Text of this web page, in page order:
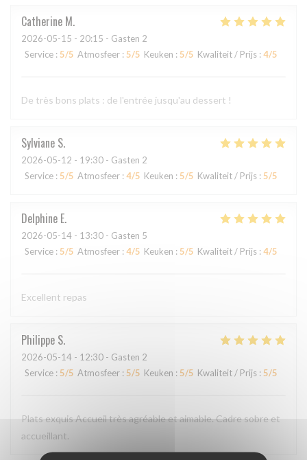
Catherine M
2026-05-15 - 20:15 - Gasten 2
Service : 5/5 Atmosfeer : 5/5 Keuken : 5/5 Kwaliteit / Prijs : 4/5
De très bons plats : de l'entrée jusqu'au dessert !
Sylviane S
2026-05-12 - 19:30 - Gasten 2
Service : 5/5 Atmosfeer : 4/5 Keuken : 5/5 Kwaliteit / Prijs : 5/5
Delphine E
2026-05-14 - 13:30 - Gasten 5
Service :5/5 Atmosfeer : 4/5 Keuken : 5/5 Kwaliteit / Prijs : 4/5
Excellent repas
Philippe S
2026-05-14 - 12:30 - Gasten 2
Service : 5/5 Atmosfeer : 5/5 Keuken : 5/5 Kwaliteit / Prijs : 5/5
Plats exquis Accueil très agréable et aimable. Cadre sobre et
accueillant.